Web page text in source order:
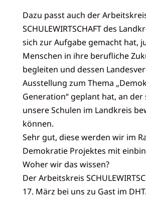
Dazu passt auch der
SCHULEWIRTSCHAFT des
sich zur Aufgabe gemacht hat,
Menschen in ihre berufliche
begleiten und dessen
Ausstellung zum Thema
Generation“ geplant hat, an der
unsere Schulen im Landkreis
können.
Sehr gut, diese werden wir im
Demokratie Projektes mit
Woher wir das wissen?
Der Arbeitskreis
17. März bei uns zu Gast im DHT.